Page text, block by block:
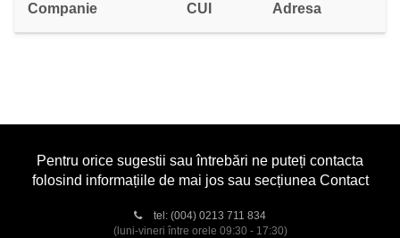
Companie CUI Adresa
Pentru orice sugestii sau întrebări ne puteți contacta
folosind informațiile de mai jos sau secțiunea Contact
tel: (004) 0213 711 834
(luni-vineri între orele 09:30 - 17:30)